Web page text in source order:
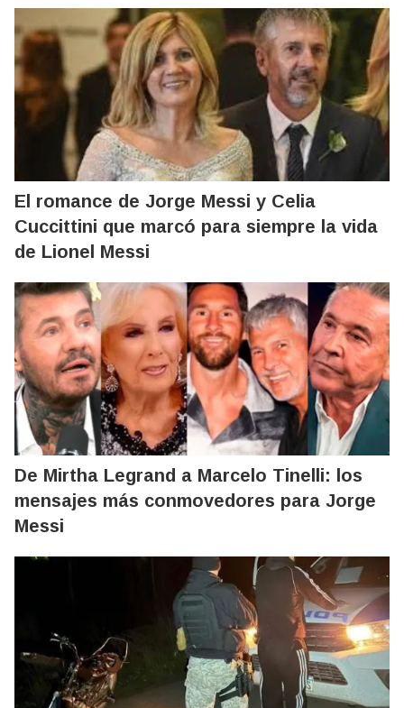
El romance de Jorge Messi y Celia
Cuccittini que marcó para siempre la vida
de Lionel Messi
De Mirtha Legrand a Marcelo Tinelli: los
mensajes más conmovedores para Jorge
Messi